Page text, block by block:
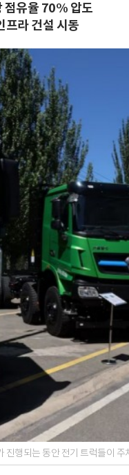
점유율 70% 압도
프라 건설 시동
행되는 동안 전기 트럭들이 주